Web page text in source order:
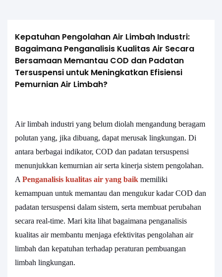
Kepatuhan Pengolahan Air Limbah Industri:
Bagaimana Penganalisis Kualitas Air Secara
Bersamaan Memantau COD dan Padatan
Tersuspensi untuk Meningkatkan Efisiensi
Pemurnian Air Limbah?
Air limbah industri yang belum diolah mengandung beragam
polutan yang, jika dibuang, dapat merusak lingkungan. Di
antara berbagai indikator, COD dan padatan tersuspensi
menunjukkan kemurnian air serta kinerja sistem pengolahan.
APenganalisis kualitas air yang baik memiliki
kemampuan untuk memantau dan mengukur kadar COD dan
padatan tersuspensi dalam sistem, serta membuat perubahan
secara real-time. Mari kita lihat bagaimana penganalisis
kualitas air membantu menjaga efektivitas pengolahan air
limbah dan kepatuhan terhadap peraturan pembuangan
limbah lingkungan.